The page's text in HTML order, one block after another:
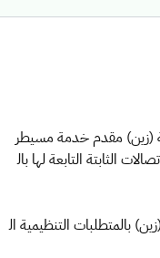
(زين) مقدم خدمة مسيطر
الثابتة التابعة لها بال
بالمتطلبات التنظيمية ال